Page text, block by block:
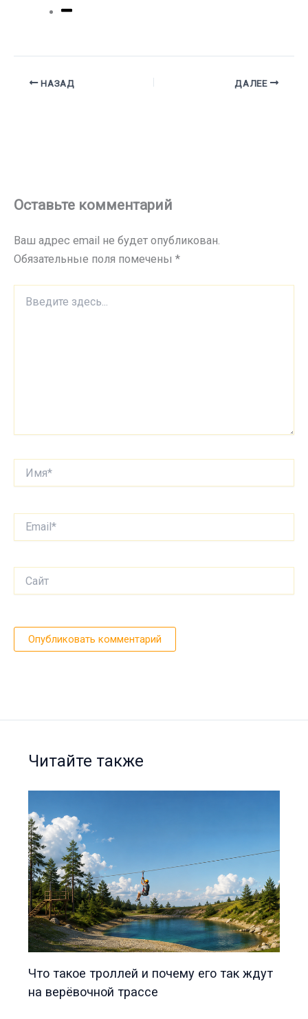
НАЗАД ДАЛЕЕ
Оставьте комментарий
Ваш адрес email не будет опубликован.
Обязательные поля помечены *
здесь...
Читайте также
Что такое троллей и почему его так ждут
на верёвочной трассе